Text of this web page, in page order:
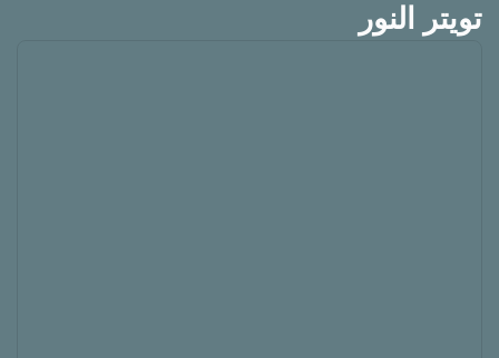
تويتر النور